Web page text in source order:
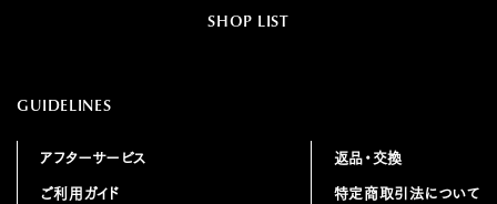
SHOP LIST
GUIDELINES
アフターサービス
ご利用ガイド
返品・交換
特定商取引法について